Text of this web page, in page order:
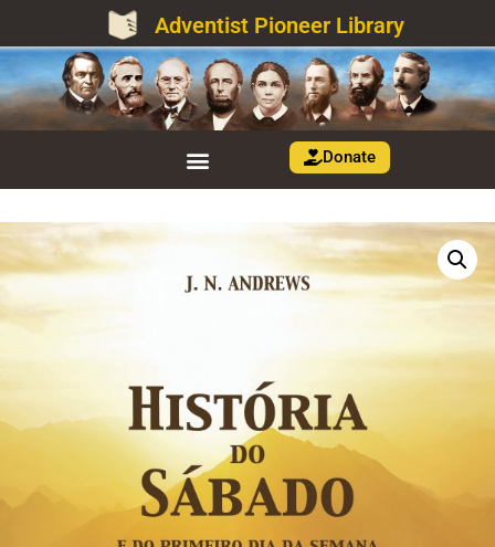
Adventist Pioneer Library
Donate